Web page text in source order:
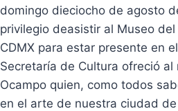
domingo dieciocho de agosto
privilegio deasistir al Museo
CDMX para estar presente en
Secretaría de Cultura ofreció al
Ocampo quien, como todos
en el arte de nuestra ciudad